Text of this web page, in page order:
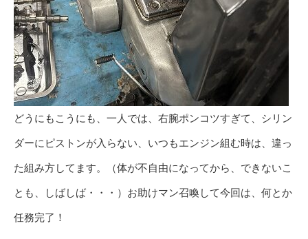
どうにもこうにも、一人では、右腕ポンコツすぎて、シリン
ダーにピストンが入らない、いつもエンジン組む時は、違っ
た組み方してます。（体が不自由になってから、できないこ
とも、しばしば・・・）お助けマン召喚して今回は、何とか
任務完了！